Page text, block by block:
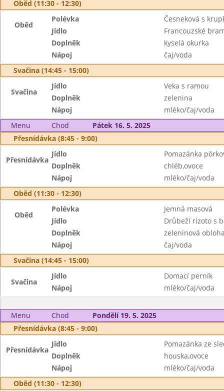
Oběd (11:30 - 12:30)
Oběd
Polévka
Česneková s
Jídlo
Francouzské
Doplněk
kyselá okurka
Nápoj
čaj/voda
Svačina (14:45 - 15:00)
Svačina
Jídlo
Veka s ramou
Doplněk
zelenina
Nápoj
mléko/čaj/voda
Menu
Chod
Pátek 16. 5. 2025
Přesnídávka (8:45 - 9:00)
Přesnídávka
Jídlo
Pomazánka
Doplněk
chléb,ovoce
Nápoj
mléko/čaj/voda
Oběd (11:30 - 12:30)
Oběd
Polévka
Jemná masová
Jídlo
Drůbeží rizoto s
Doplněk
zeleninová
Nápoj
čaj/voda
Svačina (14:45 - 15:00)
Svačina
Jídlo
Domací perník
Nápoj
mléko/čaj/voda
Menu Chod
Pondělí 19. 5. 2025
Přesnídávka (8:45 - 9:00)
Přesnídávka
Jídlo
Pomazánka ze
Doplněk
houska,ovoce
Nápoj
mléko/čaj/voda
Oběd (11:30 - 12:30)